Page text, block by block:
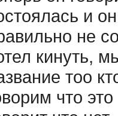
и
не
кинуть,
тоо
что